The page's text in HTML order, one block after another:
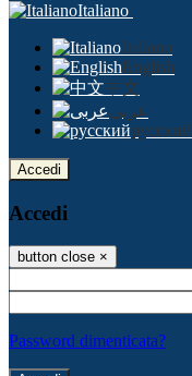
Italiano
Italiano
English
中文
عربى
русский
Accedi
Accedi
button close ×
Password dimenticata?